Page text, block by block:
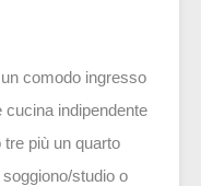
un comodo ingresso
indipendente
più un quarto
studio o